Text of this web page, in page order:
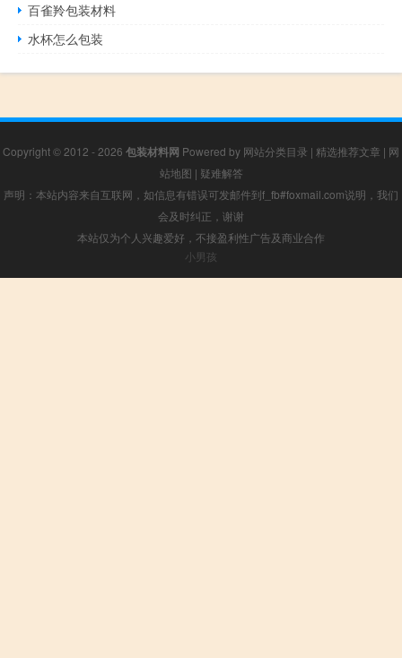
百雀羚包装材料
水杯怎么包装
Copyright © 2012 - 2026 包装材料网 Powered by 网站分类目录 | 精选推荐文章 | 网
站地图 | 疑难解答
声明：本站内容来自互联网，如信息有错误可发邮件到f_fb#foxmail.com说明，我们
会及时纠正，谢谢
本站仅为个人兴趣爱好，不接盈利性广告及商业合作
小男孩